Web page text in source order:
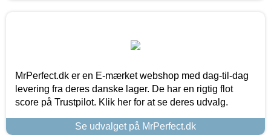
MrPerfect.dk er en E-mærket webshop med dag-til-dag
levering fra deres danske lager. De har en rigtig flot
score på Trustpilot. Klik her for at se deres udvalg.
Se udvalget på MrPerfect.dk